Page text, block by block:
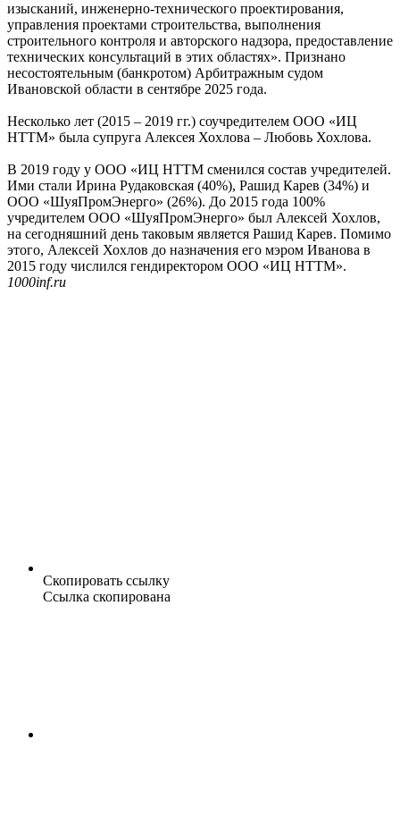
изысканий, инженерно-технического проектирования,
управления проектами строительства, выполнения
строительного контроля и авторского надзора, предоставление
технических консультаций в этих областях». Признано
несостоятельным (банкротом) Арбитражным судом
Ивановской области в сентябре 2025 года.
Несколько лет (2015 – 2019 гг.) соучредителем ООО «ИЦ
НТТМ» была супруга Алексея Хохлова – Любовь Хохлова.
В 2019 году у ООО «ИЦ НТТМ сменился состав учредителей.
Ими стали Ирина Рудаковская (40%), Рашид Карев (34%) и
ООО «ШуяПромЭнерго» (26%). До 2015 года 100%
учредителем ООО «ШуяПромЭнерго» был Алексей Хохлов,
на сегодняшний день таковым является Рашид Карев. Помимо
этого, Алексей Хохлов до назначения его мэром Иванова в
2015 году числился гендиректором ООО «ИЦ НТТМ».
1000inf.ru
Скопировать ссылку
Ссылка скопирована